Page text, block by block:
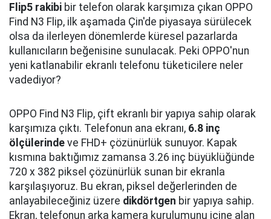
Flip5 rakibi bir telefon olarak karşımıza çıkan OPPO
Find N3 Flip, ilk aşamada Çin'de piyasaya sürülecek
olsa da ilerleyen dönemlerde küresel pazarlarda
kullanıcıların beğenisine sunulacak. Peki OPPO'nun
yeni katlanabilir ekranlı telefonu tüketicilere neler
vadediyor?
OPPO Find N3 Flip, çift ekranlı bir yapıya sahip olarak
karşımıza çıktı. Telefonun ana ekranı, 6.8 inç
ölçülerinde ve FHD+ çözünürlük sunuyor. Kapak
kısmına baktığımız zamansa 3.26 inç büyüklüğünde
720 x 382 piksel çözünürlük sunan bir ekranla
karşılaşıyoruz. Bu ekran, piksel değerlerinden de
anlayabileceğiniz üzere dikdörtgen bir yapıya sahip.
Ekran, telefonun arka kamera kurulumunu içine alan